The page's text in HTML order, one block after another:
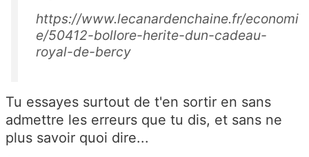
https://www.lecanardenchaine.fr/economi
e/50412-bollore-herite-dun-cadeau-
royal-de-bercy
Tu essayes surtout de t'en sortir en sans
admettre les erreurs que tu dis, et sans ne
plus savoir quoi dire...